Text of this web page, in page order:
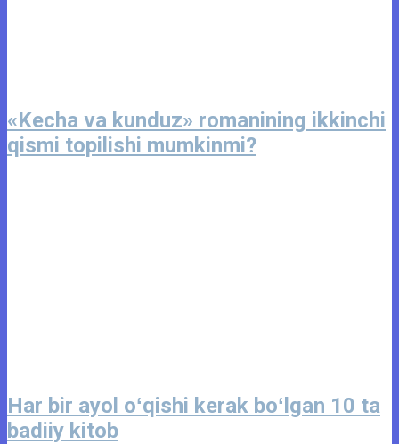
«Kecha va kunduz» romanining ikkinchi
qismi topilishi mumkinmi?
Har bir ayol oʻqishi kerak boʻlgan 10 ta
badiiy kitob